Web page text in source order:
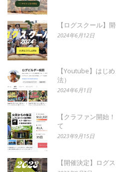
【ログスクール】
2024年6月12日
【Youtube】はじ
法）
2024年6月1日
【クラファン開始
て
2023年9月15日
【開催決定】ログ